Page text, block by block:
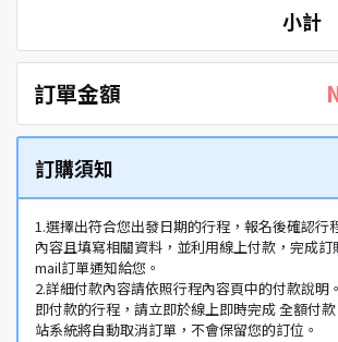
小計
訂單金額
訂購須知
1.選擇出符合您出發日期的行程，報名後確認行
內容且填寫相關資料，並利用線上付款，完成
mail訂單通知給您。
2.詳細付款內容請依照行程內容頁中的付款說明
即付款的行程，請立即於線上即時完成 全額付
站系統將自動取消訂單，不會保留您的訂位。